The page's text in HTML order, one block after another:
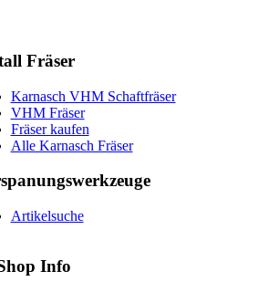
Fräser
Karnasch VHM Schaftfräser
VHM Fräser
Fräser kaufen
Alle Karnasch Fräser
Artikelsuche
Info